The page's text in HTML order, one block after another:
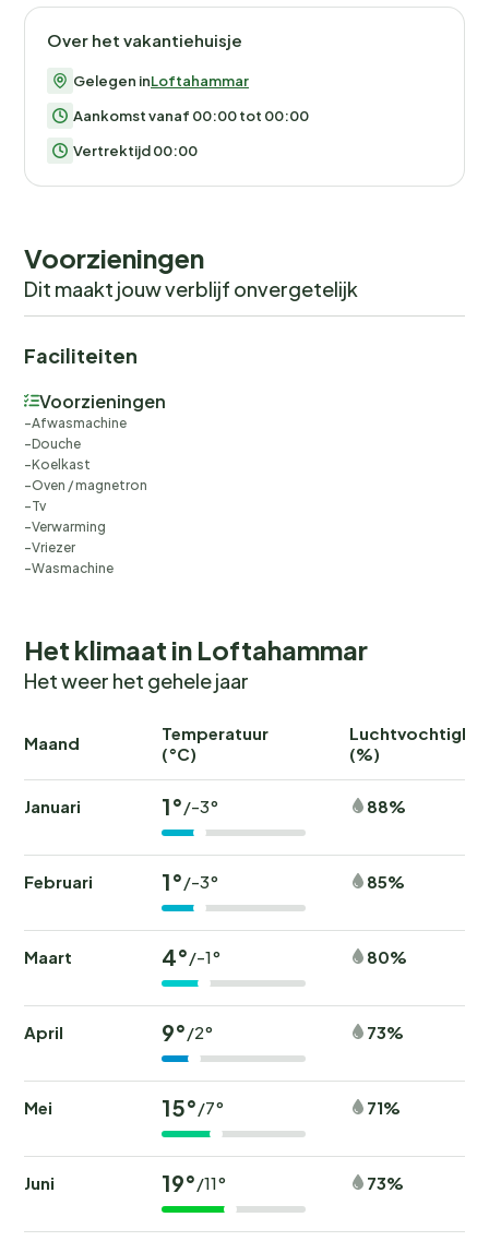
Loftahammar gaat, zijn er veel stranden om uit te
kiezen en ook mogelijkheden om te vissen als je dat wilt
proberen.
Welkom in dit mooie huis!
Over het vakantiehuisje
Gelegen inLoftahammar
Aankomst vanaf 00:00 tot 00:00
Vertrektijd 00:00
Voorzieningen
Dit maakt jouw verblijf onvergetelijk
Faciliteiten
Voorzieningen
Afwasmachine
Douche
Koelkast
Oven / magnetron
Tv
Verwarming
Vriezer
Wasmachine
Het klimaat in Loftahammar
Het weer het gehele jaar
Maand
Temperatuur
(°C)
(%)
Januari 1°/-3° 88%
Februari 1°/-3° 85%
Maart 4°/-1° 80%
April 9°/2° 73%
Mei 15°/7° 71%
Juni 19°/11° 73%